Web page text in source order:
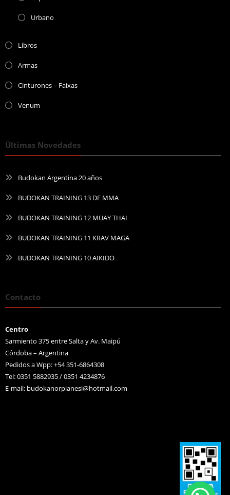
Urbano
Libros
Armas
Cinturones – Faixas
Venum
Últimas Novedades
Budokan Argentina 20 años
BUDOKAN TRAINING 13 DE MMA
BUDOKAN TRAINING 12 MUAY THAI
BUDOKAN TRAINING 11 KRAV MAGA
BUDOKAN TRAINING 10 AIKIDO
Contacto
Centro
Sarmiento 375 entre Salta y Av. Maipú
Córdoba – Argentina
Pedidos a Wpp: +54 351-6864308
Tel: 0351 5882935 / 0351 4234876
E-mail: budokanorpianesi@hotmail.com